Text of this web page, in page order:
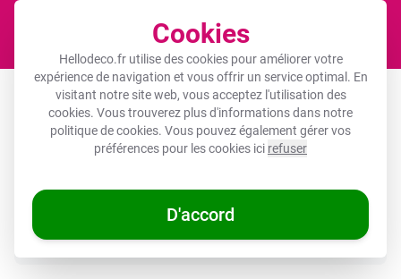
Cookies
Hellodeco.fr utilise des cookies pour améliorer votre
expérience de navigation et vous offrir un service optimal. En
visitant notre site web, vous acceptez l'utilisation des
cookies. Vous trouverez plus d'informations dans notre
politique de cookies. Vous pouvez également gérer vos
préférences pour les cookies ici refuser
D'accord
Planche à découper personnalisée